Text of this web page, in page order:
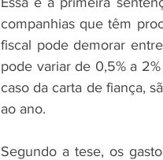
companhias que têm
fiscal pode demorar
pode variar de 0,5% a
caso da carta de fiança,
ao ano.
Segundo a tese, os